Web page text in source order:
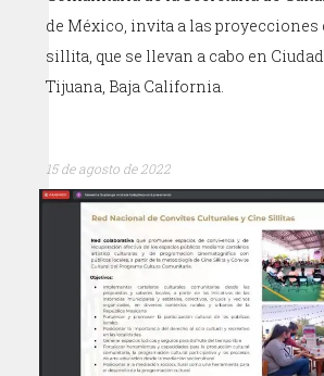
de México, invita a las proyecciones
sillita, que se llevan a cabo en
Tijuana, Baja California.
15 de agosto de 2022